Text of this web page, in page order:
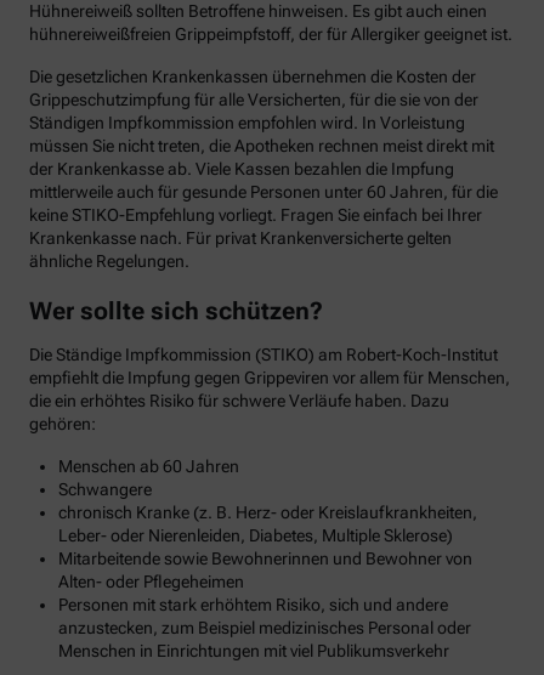
Hühnereiweiß sollten Betroffene hinweisen. Es gibt auch einen
hühnereiweißfreien Grippeimpfstoff, der für Allergiker geeignet ist.
Die gesetzlichen Krankenkassen übernehmen die Kosten der
Grippeschutzimpfung für alle Versicherten, für die sie von der
Ständigen Impfkommission empfohlen wird. In Vorleistung
müssen Sie nicht treten, die Apotheken rechnen meist direkt mit
der Krankenkasse ab. Viele Kassen bezahlen die Impfung
mittlerweile auch für gesunde Personen unter 60 Jahren, für die
keine STIKO-Empfehlung vorliegt. Fragen Sie einfach bei Ihrer
Krankenkasse nach. Für privat Krankenversicherte gelten
ähnliche Regelungen.
Wer sollte sich schützen?
Die Ständige Impfkommission (STIKO) am Robert-Koch-Institut
empfiehlt die Impfung gegen Grippeviren vor allem für Menschen,
die ein erhöhtes Risiko für schwere Verläufe haben. Dazu
gehören:
Menschen ab 60 Jahren
Schwangere
chronisch Kranke (z. B. Herz- oder Kreislaufkrankheiten,
Leber- oder Nierenleiden, Diabetes, Multiple Sklerose)
Mitarbeitende sowie Bewohnerinnen und Bewohner von
Alten- oder Pflegeheimen
Personen mit stark erhöhtem Risiko, sich und andere
anzustecken, zum Beispiel medizinisches Personal oder
Menschen in Einrichtungen mit viel Publikumsverkehr